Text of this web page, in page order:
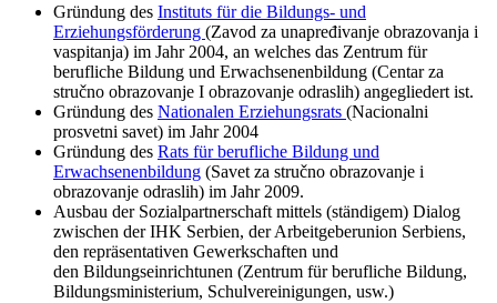
Gründung des Instituts für die Bildungs- und
Erziehungsförderung (Zavod za unapređivanje obrazovanja i
vaspitanja) im Jahr 2004, an welches das Zentrum für
berufliche Bildung und Erwachsenenbildung (Centar za
stručno obrazovanje I obrazovanje odraslih) angegliedert ist.
Gründung des Nationalen Erziehungsrats (Nacionalni
prosvetni savet) im Jahr 2004
Gründung des Rats für berufliche Bildung und
Erwachsenenbildung (Savet za stručno obrazovanje i
obrazovanje odraslih) im Jahr 2009.
Ausbau der Sozialpartnerschaft mittels (ständigem) Dialog
zwischen der IHK Serbien, der Arbeitgeberunion Serbiens,
den repräsentativen Gewerkschaften und
den Bildungseinrichtunen (Zentrum für berufliche Bildung,
Bildungsministerium, Schulvereinigungen, usw.)